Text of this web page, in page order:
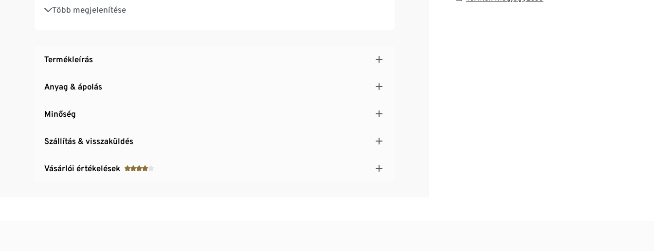
Több megjelenítése
Elasztánnal: formatartó, tökéletesen áll, rendkívül kényelmes viselet
Termékleírás
Anyag & ápolás
Minőség
Szállítás & visszaküldés
Vásárlói értékelések